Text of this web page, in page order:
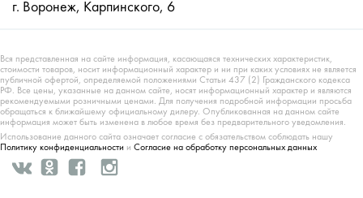
г. Воронеж, Карпинского, 6
Вся представленная на сайте информация, касающаяся технических характеристик,
стоимости товаров, носит информационный характер и ни при каких условиях не является
публичной офертой, определяемой положениями Статьи 437 (2) Гражданского кодекса
РФ. Все цены, указанные на данном сайте, носят информационный характер и являются
рекомендуемыми розничными ценами. Для получения подробной информации просьба
обращаться к ближайшему официальному дилеру. Опубликованная на данном сайте
информация может быть изменена в любое время без предварительного уведомления.
Использование данного сайта означает согласие с обязательством соблюдать нашу
Политику конфиденциальности и Согласие на обработку персональных данных